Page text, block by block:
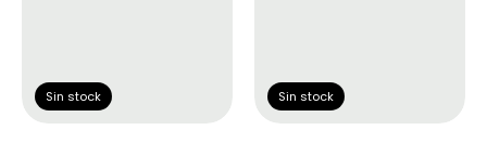
Sin stock Sin stock